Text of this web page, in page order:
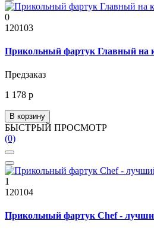
0
120103
Прикольный фартук Главный на
Предзаказ
1 178 р
В корзину
БЫСТРЫЙ ПРОСМОТР
(0)
1
120104
Прикольный фартук Chef -